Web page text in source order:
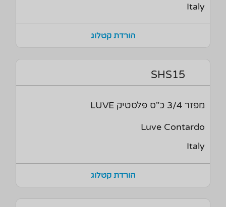
Italy
הורדת קטלוג
SHS15
מפזר 3/4 כ"ס פלסטיק LUVE
Luve Contardo
Italy
הורדת קטלוג